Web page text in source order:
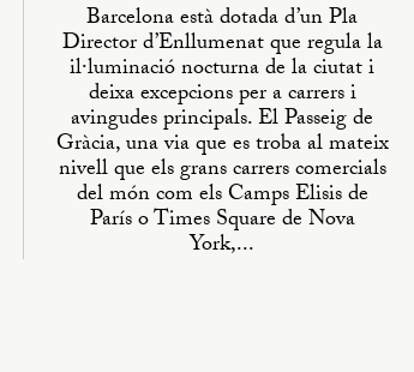
Barcelona està dotada d’un Pla
Director d’Enllumenat que regula la
il·luminació nocturna de la ciutat i
deixa excepcions per a carrers i
avingudes principals. El Passeig de
Gràcia, una via que es troba al mateix
nivell que els grans carrers comercials
del món com els Camps Elisis de
París o Times Square de Nova
York,...